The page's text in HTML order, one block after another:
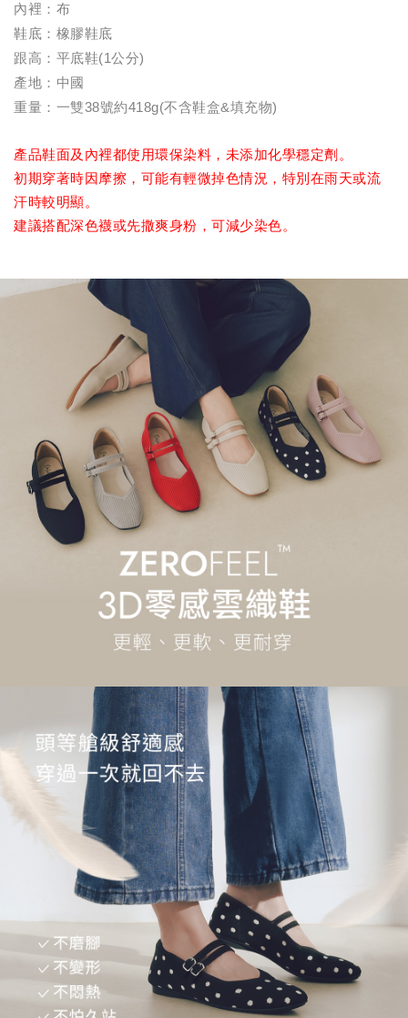
內裡：布
鞋底：橡膠鞋底
跟高：平底鞋(1公分)
產地：中國
重量：一雙38號約418g(不含鞋盒&填充物)
產品鞋面及內裡都使用環保染料，未添加化學穩定劑。
初期穿著時因摩擦，可能有輕微掉色情況，特別在雨天或流
汗時較明顯。
建議搭配深色襪或先撒爽身粉，可減少染色。